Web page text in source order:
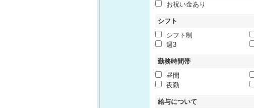
お祝い金あり
シフト
シフト制
週3
勤務時間帯
昼間
夜勤
給与について